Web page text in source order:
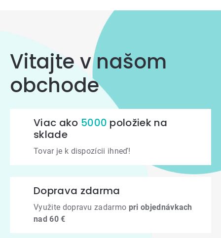
prvky
výpisu
Vitajte v našom
obchode
Viac ako 5000 položiek na
sklade
Tovar je k dispozícii ihneď!
Doprava zdarma
Využite dopravu zadarmo pri objednávkach
nad 60 €